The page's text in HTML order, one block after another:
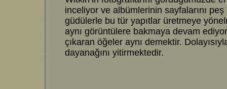
inceliyor ve albümlerinin sayfalarını
güdülerle bu tür yapıtlar üretmeye
aynı görüntülere bakmaya devam
çıkaran öğeler aynı demektir.
dayanağını yitirmektedir.